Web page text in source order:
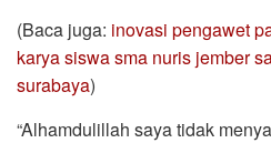
(Baca juga: inovasi pengawet
karya siswa sma nuris jember
surabaya)
“Alhamdulillah saya tidak